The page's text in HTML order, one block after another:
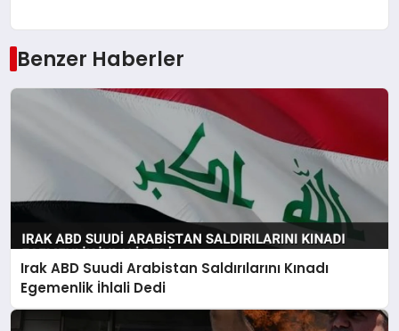
Benzer Haberler
Irak ABD Suudi Arabistan Saldırılarını Kınadı
Egemenlik İhlali Dedi